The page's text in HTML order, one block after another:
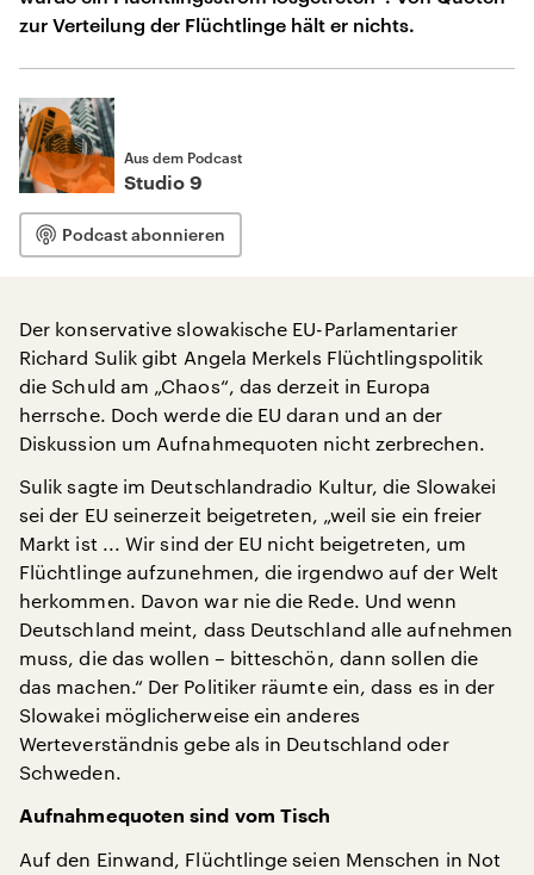
zur Verteilung der Flüchtlinge hält er nichts.
Aus dem Podcast
Studio 9
Podcast abonnieren
Der konservative slowakische EU-Parlamentarier
Richard Sulik gibt Angela Merkels Flüchtlingspolitik
die Schuld am „Chaos“, das derzeit in Europa
herrsche. Doch werde die EU daran und an der
Diskussion um Aufnahmequoten nicht zerbrechen.
Sulik sagte im Deutschlandradio Kultur, die Slowakei
sei der EU seinerzeit beigetreten, „weil sie ein freier
Markt ist ... Wir sind der EU nicht beigetreten, um
Flüchtlinge aufzunehmen, die irgendwo auf der Welt
herkommen. Davon war nie die Rede. Und wenn
Deutschland meint, dass Deutschland alle aufnehmen
muss, die das wollen – bitteschön, dann sollen die
das machen.“ Der Politiker räumte ein, dass es in der
Slowakei möglicherweise ein anderes
Werteverständnis gebe als in Deutschland oder
Schweden.
Aufnahmequoten sind vom Tisch
Auf den Einwand, Flüchtlinge seien Menschen in Not